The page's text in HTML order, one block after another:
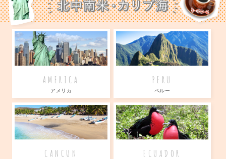
AMERICA
アメリカ
PERU
ペルー
CANCUN ECUADOR